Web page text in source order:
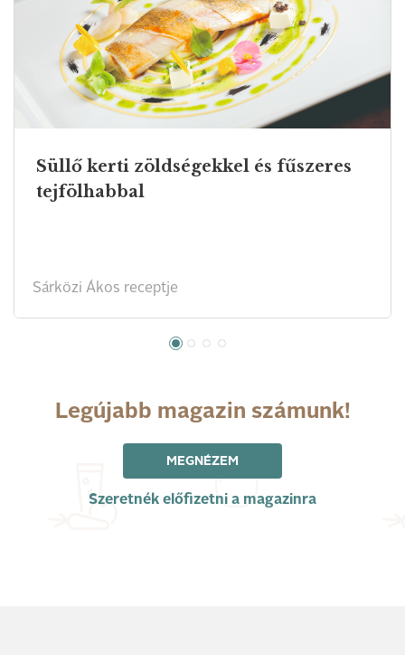
Süllő kerti zöldségekkel és fűszeres
tejfölhabbal
Sárközi Ákos receptje
Legújabb magazin számunk!
MEGNÉZEM
Szeretnék előfizetni a magazinra